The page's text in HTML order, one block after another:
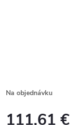
Na objednávku
111,61 €